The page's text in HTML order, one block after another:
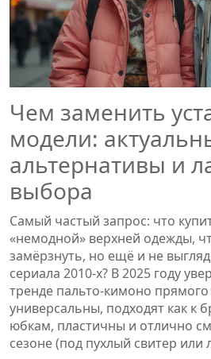
Чем заменить
модели:
альтернативы и
выбора
Самый частый запрос: что
«немодной» верхней одежды,
замёрзнуть, но ещё и не
сериала 2010-х? В 2025 году
тренде пальто-кимоно
универсальны, подходят как к
юбкам, пластичны и отлично
сезоне (под пухлый свитер или